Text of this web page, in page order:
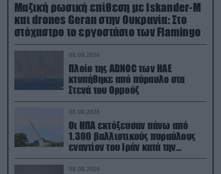
Μαζική ρωσική επίθεση με Iskander-M
και drones Geran στην Ουκρανία: Στο
στόχαστρο το εργοστάσιο των Flamingo
08.08.2026
Πλοίο της ADNOC των ΗΑΕ
κτυπήθηκε από πύραυλο στα
Στενά του Ορμούζ
08.08.2026
Οι ΗΠΑ εκτόξευσαν πάνω από
1.300 βαλλιστικούς πυραύλους
εναντίον του Ιράν κατά την
διάρκεια του πολέμου
08.08.2026